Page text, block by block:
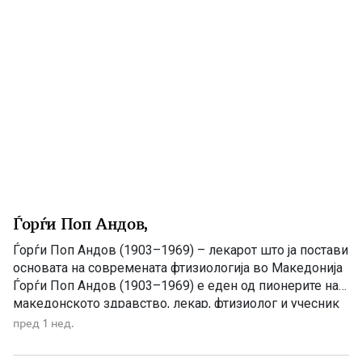
Ѓорѓи Поп Андов,
Ѓорѓи Поп Андов (1903–1969) – лекарот што ја постави
основата на современата фтизиологија во Македонија
Ѓорѓи Поп Андов (1903–1969) е еден од пионерите на
македонското здравство, лекар, фтизиолог и учесник
во Народноослободителната борба. Особено е
Специјалната болница за туберкулоза во Битола,
пред 1 нед.